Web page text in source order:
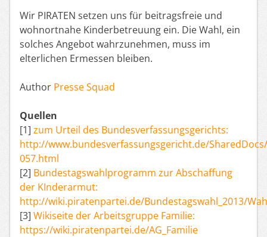
Wir PIRATEN setzen uns für beitragsfreie und
wohnortnahe Kinderbetreuung ein. Die Wahl, ein
solches Angebot wahrzunehmen, muss im
elterlichen Ermessen bleiben.
Author Presse Squad
Quellen
[1] zum Urteil des Bundesverfassungsgerichts:
http://www.bundesverfassungsgericht.de/
057.html
[2] Bundestagswahlprogramm zur Abschaffung
der KInderarmut:
http://wiki.piratenpartei.de/Bundestagswahl_2013/
[3] Wikiseite der Arbeitsgruppe Familie:
https://wiki.piratenpartei.de/AG_Familie